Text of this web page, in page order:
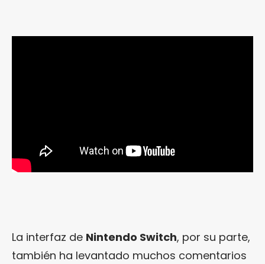
La interfaz de Nintendo Switch, por su parte,
también ha levantado muchos comentarios